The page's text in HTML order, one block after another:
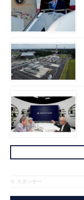
※ スポンサー